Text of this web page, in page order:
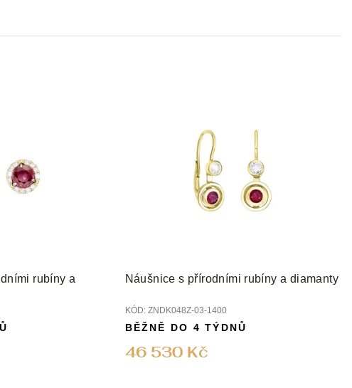
d
rubíny a
Náušnice s přírodními rubíny a diamanty
KÓD: ZNDK048Z-03-1400
46 530 Kč
BĚŽNĚ DO 4 TÝDNŮ